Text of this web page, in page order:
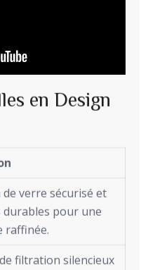
en Design
verre sécurisé et
durables pour une
raffinée.
filtration silencieux